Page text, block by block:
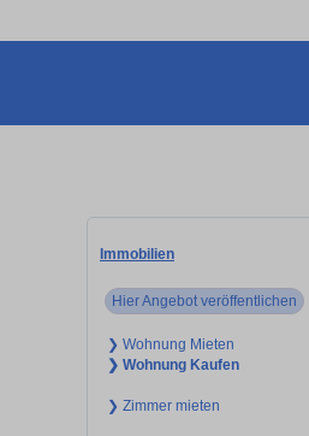
Immobilien
Hier Angebot veröffentlichen
❯ Wohnung Mieten
❯ Wohnung Kaufen
❯ Zimmer mieten